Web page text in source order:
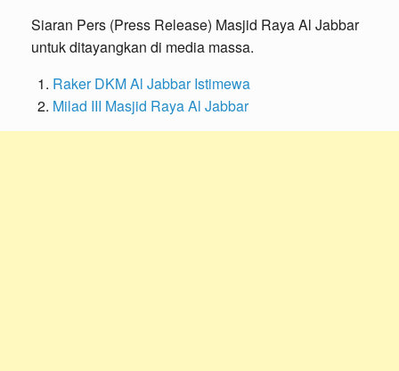
Siaran Pers (Press Release) Masjid Raya Al Jabbar
untuk ditayangkan di media massa.
Raker DKM Al Jabbar Istimewa
Milad III Masjid Raya Al Jabbar